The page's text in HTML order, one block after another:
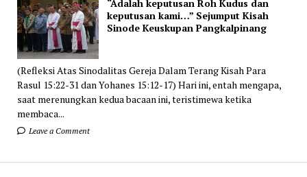
“Adalah keputusan Roh Kudus dan
keputusan kami…” Sejumput Kisah
Sinode Keuskupan Pangkalpinang
(Refleksi Atas Sinodalitas Gereja Dalam Terang Kisah Para
Rasul 15:22-31 dan Yohanes 15:12-17) Hari ini, entah mengapa,
saat merenungkan kedua bacaan ini, teristimewa ketika
membaca...
Leave a Comment